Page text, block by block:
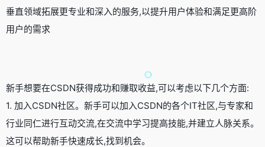
垂直领域拓展更专业和深入的服务,以提升用户体验和满足更高阶
用户的需求
新手想要在CSDN获得成功和赚取收益,可以考虑以下几个方面:
1. 加入CSDN社区。新手可以加入CSDN的各个IT社区,与专家和
行业同仁进行互动交流,在交流中学习提高技能,并建立人脉关系。
这可以帮助新手快速成长,找到机会。